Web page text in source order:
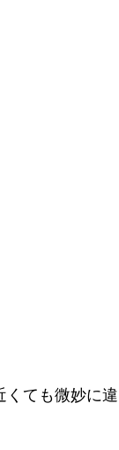
ても微妙に違